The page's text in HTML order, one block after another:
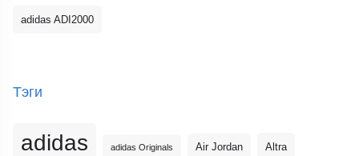
adidas ADI2000
Тэги
adidas adidas Originals Air Jordan Altra